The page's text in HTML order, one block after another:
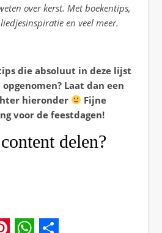
over kerst. Met boekentips,
en veel meer.
die absoluut in deze lijst
Laat dan een
hieronder
Fijne
voor de feestdagen!
delen?